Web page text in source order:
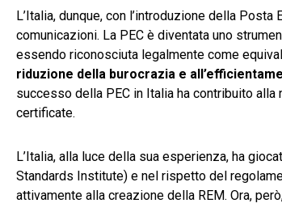
L’Italia, dunque, con l’introduzione della
comunicazioni. La PEC è diventata uno
essendo riconosciuta legalmente come
riduzione della burocrazia e
successo della PEC in Italia ha contribuito
certificate.
L’Italia, alla luce della sua esperienza, ha
Standards Institute) e nel rispetto del
attivamente alla creazione della REM. Ora,